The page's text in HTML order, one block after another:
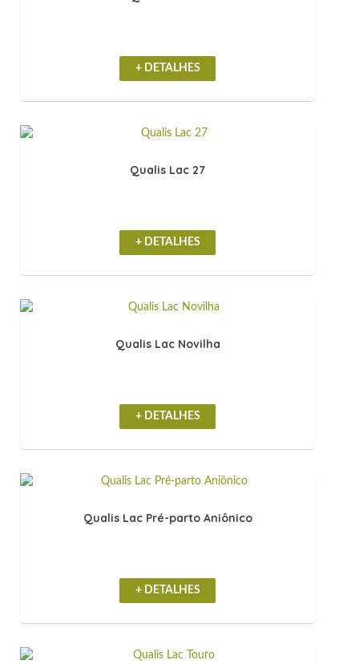
+ DETALHES
Qualis Lac 27
+ DETALHES
Qualis Lac Novilha
+ DETALHES
Qualis Lac Pré-parto Aniônico
+ DETALHES